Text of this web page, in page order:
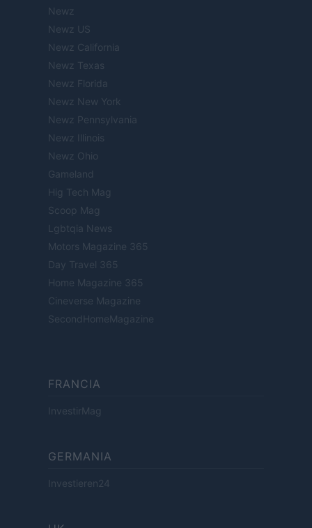
Newz
Newz US
Newz California
Newz Texas
Newz Florida
Newz New York
Newz Pennsylvania
Newz Illinois
Newz Ohio
Gameland
Hig Tech Mag
Scoop Mag
Lgbtqia News
Motors Magazine 365
Day Travel 365
Home Magazine 365
Cineverse Magazine
SecondHomeMagazine
FRANCIA
InvestirMag
GERMANIA
Investieren24